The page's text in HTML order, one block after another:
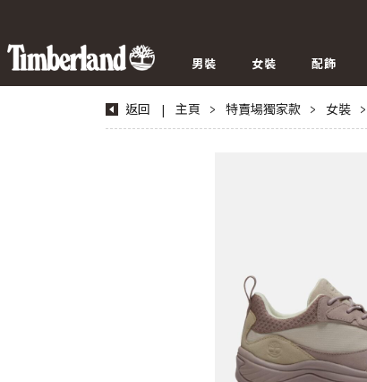
男裝 女裝 配飾
返回 | 主頁 > 特賣場獨家款 > 女裝 >